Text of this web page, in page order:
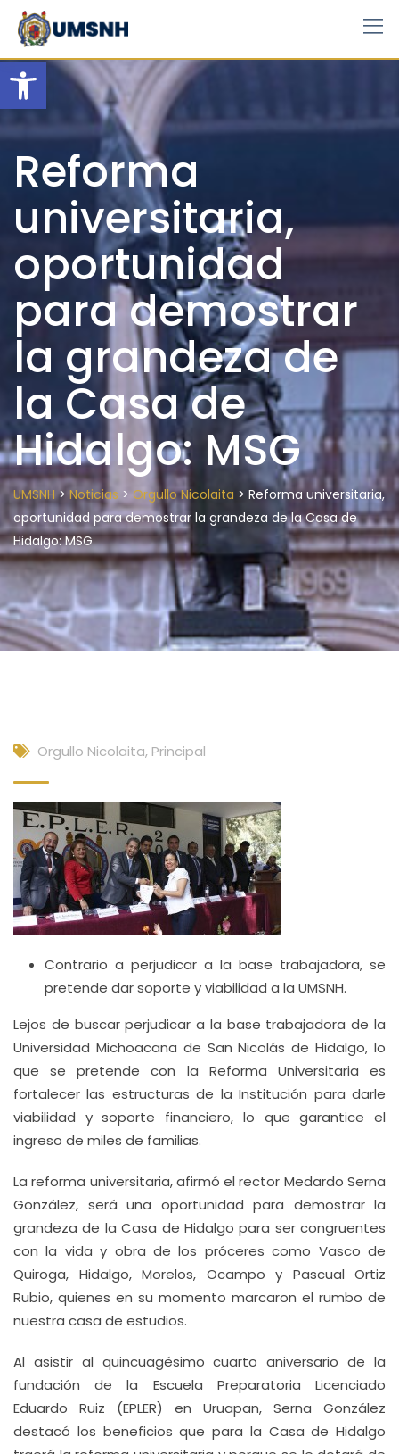
Open toolbar
Skip
content
Reforma
universitaria,
oportunidad
para demostrar
la grandeza de
la Casa de
Hidalgo: MSG
UMSNH> Noticias > Orgullo Nicolaita > Reforma universitaria,
oportunidad para demostrar la grandeza de la Casa de
Hidalgo: MSG
Orgullo Nicolaita, Principal
Contrario a perjudicar a la base trabajadora, se
pretende dar soporte y viabilidad a la UMSNH.
Lejos de buscar perjudicar a la base trabajadora de la
Universidad Michoacana de San Nicolás de Hidalgo, lo
que se pretende con la Reforma Universitaria es
fortalecer las estructuras de la Institución para darle
viabilidad y soporte financiero, lo que garantice el
ingreso de miles de familias.
La reforma universitaria, afirmó el rector Medardo Serna
González, será una oportunidad para demostrar la
grandeza de la Casa de Hidalgo para ser congruentes
con la vida y obra de los próceres como Vasco de
Quiroga, Hidalgo, Morelos, Ocampo y Pascual Ortiz
Rubio, quienes en su momento marcaron el rumbo de
nuestra casa de estudios.
Al asistir al quincuagésimo cuarto aniversario de la
fundación de la Escuela Preparatoria Licenciado
Eduardo Ruiz (EPLER) en Uruapan, Serna González
destacó los beneficios que para la Casa de Hidalgo